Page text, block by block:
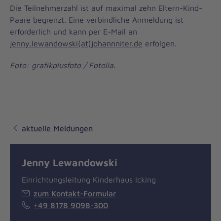
Die Teilnehmerzahl ist auf maximal zehn Eltern-Kind-
Paare begrenzt. Eine verbindliche Anmeldung ist
erforderlich und kann per E-Mail an
jenny.lewandowski(at)johannniter.de erfolgen.
Foto: grafikplusfoto / Fotolia.
aktuelle Meldungen
Jenny Lewandowski
Einrichtungsleitung Kinderhaus Icking
zum Kontakt-Formular
+49 8178 9098-300